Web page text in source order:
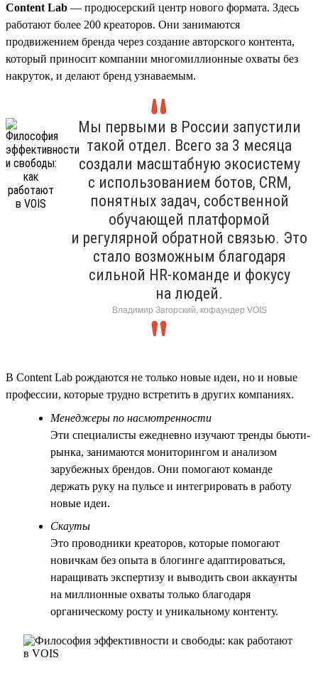
Content Lab — продюсерский центр нового формата. Здесь
работают более 200 креаторов. Они занимаются
продвижением бренда через создание авторского контента,
который приносит компании многомиллионные охваты без
накруток, и делают бренд узнаваемым.
Мы первыми в России запустили
такой отдел. Всего за 3 месяца
создали масштабную экосистему
с использованием ботов, CRM,
понятных задач, собственной
обучающей платформой
и регулярной обратной связью. Это
стало возможным благодаря
сильной HR-команде и фокусу
на людей.
Владимир Загорский, кофаундер VOIS
В Content Lab рождаются не только новые идеи, но и новые
профессии, которые трудно встретить в других компаниях.
Менеджеры по насмотренности
Эти специалисты ежедневно изучают тренды бьюти-
рынка, занимаются мониторингом и анализом
зарубежных брендов. Они помогают команде
держать руку на пульсе и интегрировать в работу
новые идеи.
Скауты
Это проводники креаторов, которые помогают
новичкам без опыта в блогинге адаптироваться,
наращивать экспертизу и выводить свои аккаунты
на миллионные охваты только благодаря
органическому росту и уникальному контенту.